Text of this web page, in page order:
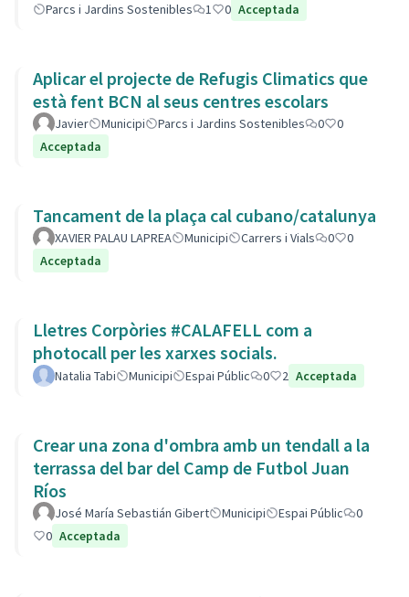
Parcs i Jardins Sostenibles
1 0 Acceptada
Aplicar el projecte de Refugis Climatics que
està fent BCN al seus centres escolars
Javier Municipi Parcs i Jardins Sostenibles 0
0
Acceptada
Tancament de la plaça cal cubano/catalunya
XAVIER PALAU LAPREA Municipi Carrers i Vials 0
0
Acceptada
Lletres Corpòries #CALAFELL com a
photocall per les xarxes socials.
Natalia Tabi Municipi Espai Públic 0 2 Acceptada
Crear una zona d'ombra amb un tendall a la
terrassa del bar del Camp de Futbol Juan
Ríos
José María Sebastián Gibert Municipi Espai Públic
0
0 Acceptada